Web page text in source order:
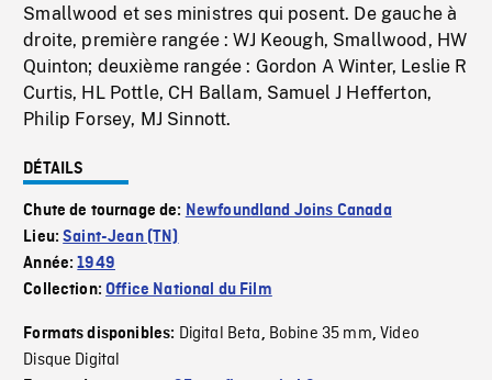
Smallwood et ses ministres qui posent. De gauche à
droite, première rangée : WJ Keough, Smallwood, HW
Quinton; deuxième rangée : Gordon A Winter, Leslie R
Curtis, HL Pottle, CH Ballam, Samuel J Hefferton,
Philip Forsey, MJ Sinnott.
DÉTAILS
Chute de tournage de: Newfoundland Joins Canada
Lieu:Saint-Jean (TN)
Année:1949
Collection:Office National du Film
Formats disponibles: Digital Beta, Bobine 35 mm,Video
Disque Digital